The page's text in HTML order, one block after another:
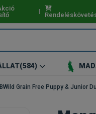
(584)
Grain Free Puppy & Junior